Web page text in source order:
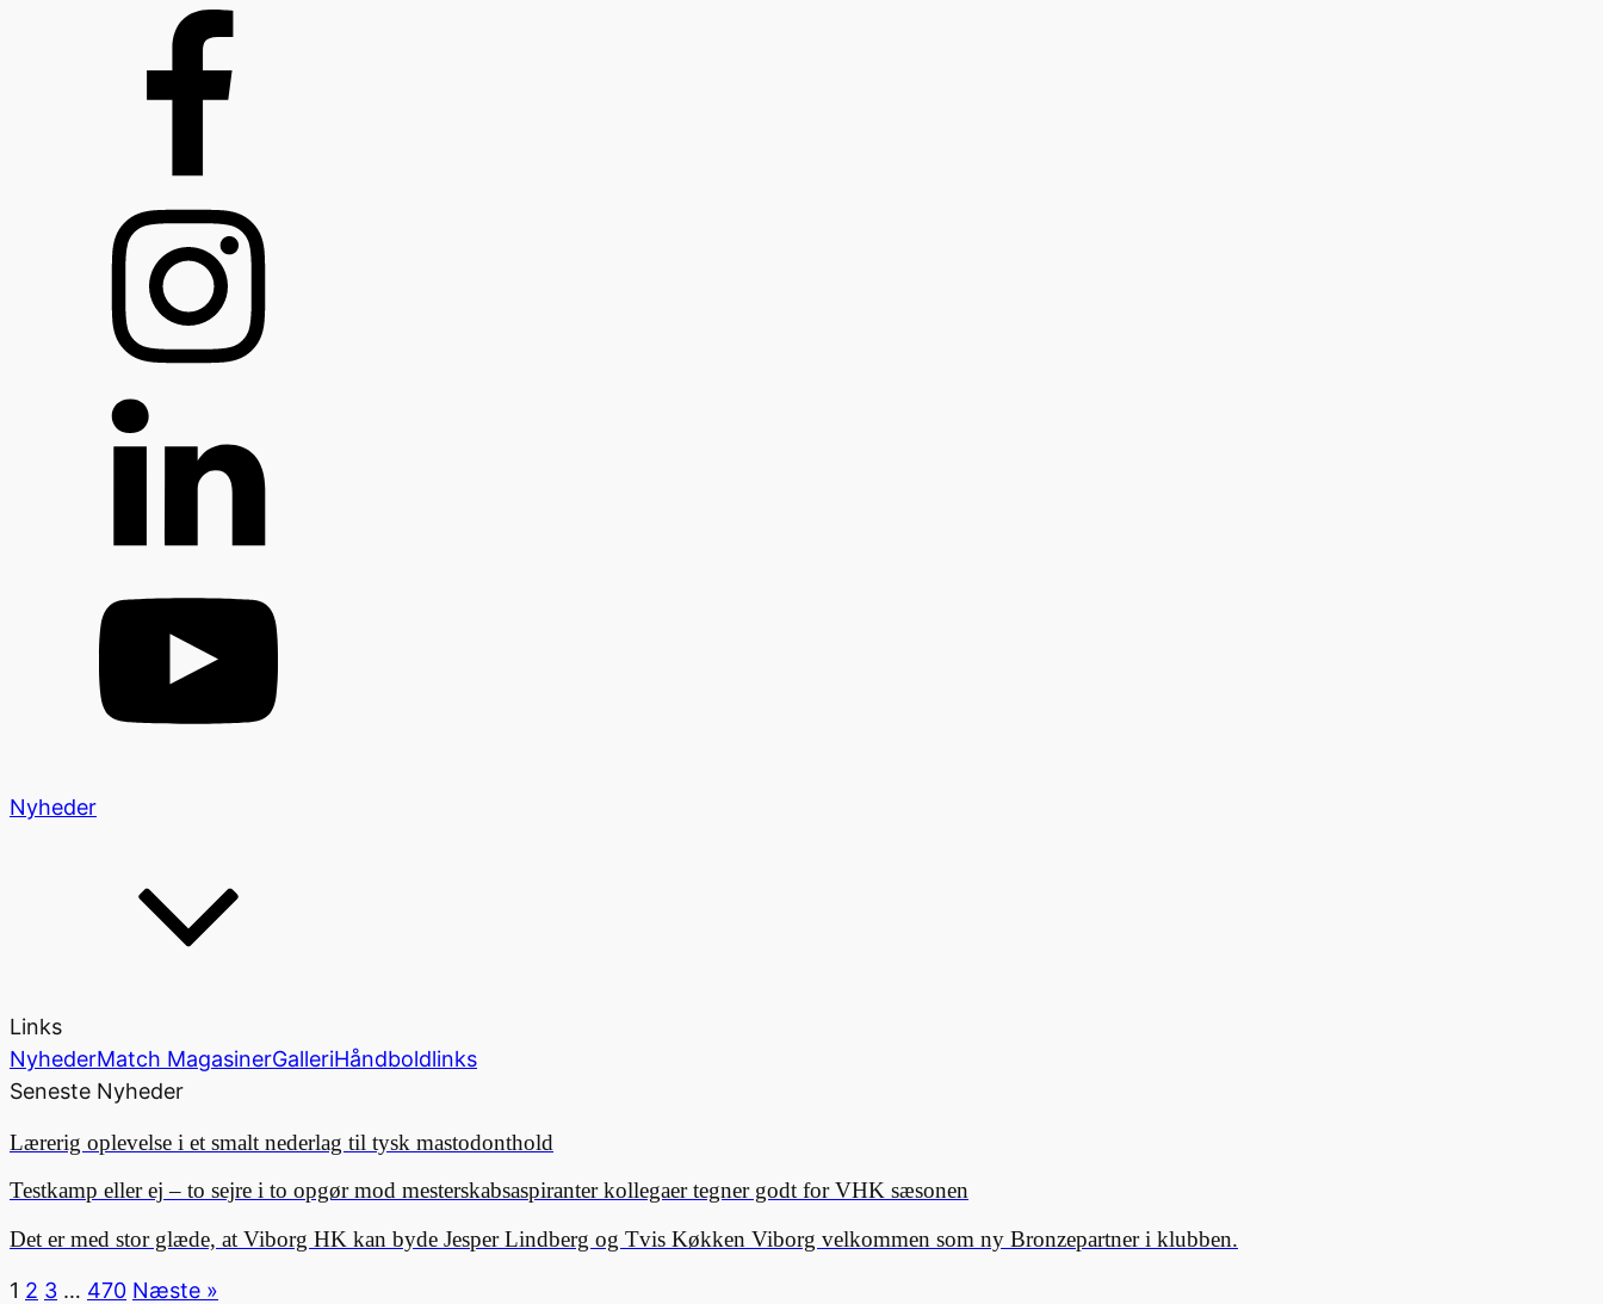
Nyheder
Links
NyhederMatch MagasinerGalleriHåndboldlinks
Seneste Nyheder
Lærerig oplevelse i et smalt nederlag til tysk mastodonthold
Testkamp eller ej – to sejre i to opgør mod mesterskabsaspiranter kollegaer tegner godt for VHK sæsonen
Det er med stor glæde, at Viborg HK kan byde Jesper Lindberg og Tvis Køkken Viborg velkommen som ny Bronzepartner i klubben.
1 2 3 … 470 Næste »